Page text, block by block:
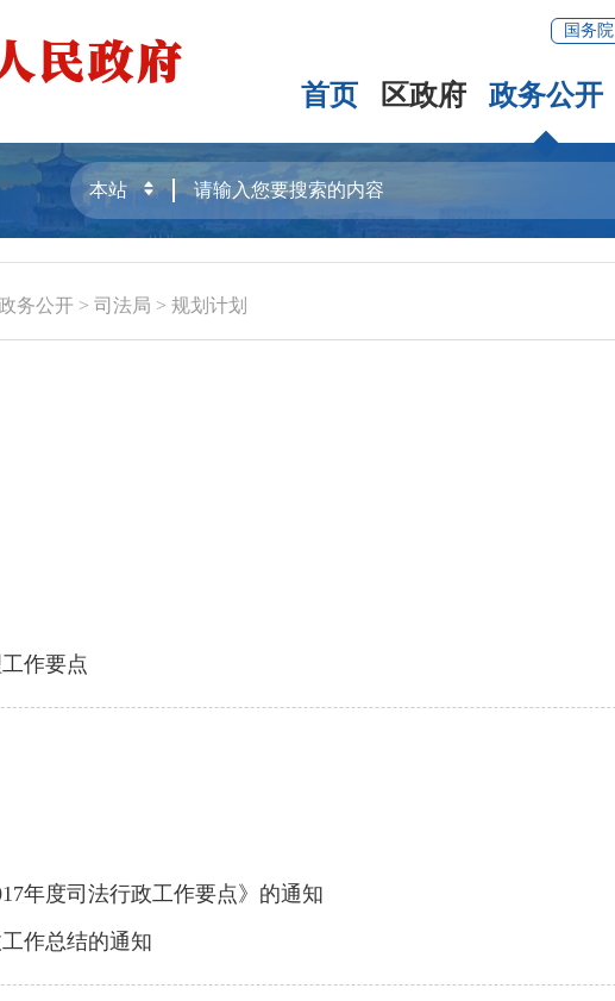
国务院
首页 区政府 政务公开
务公开 > 司法局 > 规划计划
作要点
年度司法行政工作要点》的通知
作总结的通知